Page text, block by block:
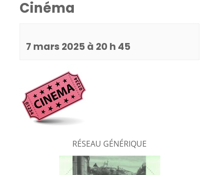
Cinéma
7 mars 2025 à 20 h 45
RÉSEAU GÉNÉRIQUE